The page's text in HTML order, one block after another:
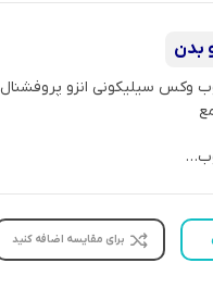
بدن
وکس سیلیکونی انزو پروفشنال
برای مقایسه اضافه کنید